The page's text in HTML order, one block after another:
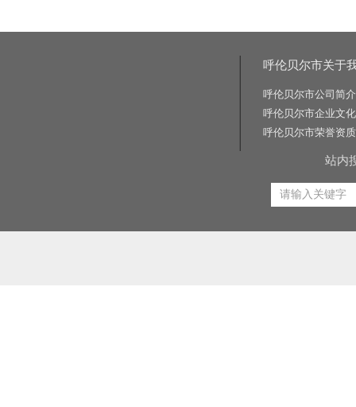
呼伦贝尔市关于
呼伦贝尔市公司简介
呼伦贝尔市企业文化
呼伦贝尔市荣誉资质
站内